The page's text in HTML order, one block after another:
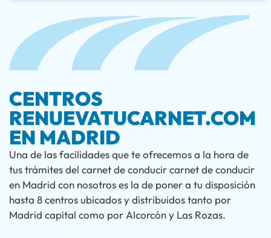
CENTROS
RENUEVATUCARNET.COM
EN MADRID
Una de las facilidades que te ofrecemos a la hora de
tus trámites del carnet de conducir carnet de conducir
en Madrid con nosotros es la de poner a tu disposición
hasta 8 centros ubicados y distribuidos tanto por
Madrid capital como por Alcorcón y Las Rozas.